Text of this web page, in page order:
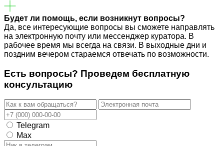
Будет ли помощь, если возникнут вопросы?
Да, все интересующие вопросы вы сможете направлять
на электронную почту или мессенджер куратора. В
рабочее время мы всегда на связи. В выходные дни и
поздним вечером стараемся отвечать по возможности.
Есть вопросы? Проведем бесплатную
консультацию
Telegram
Max